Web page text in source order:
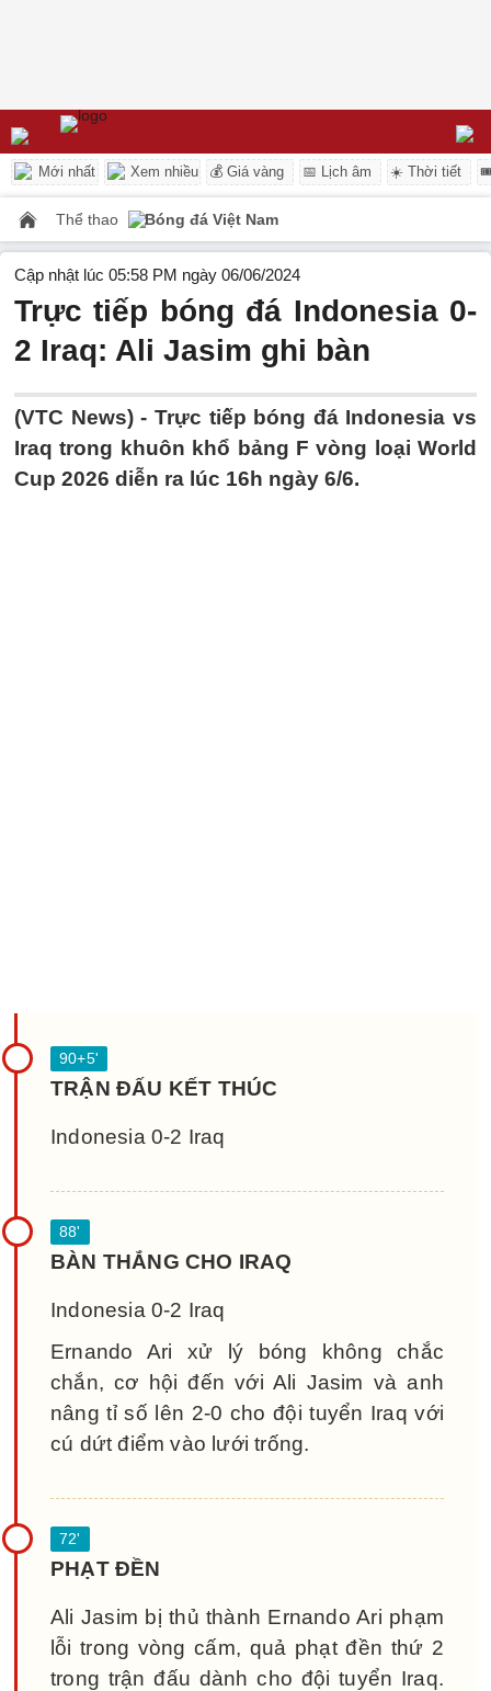
Mới nhất Xem nhiều 💰 Giá vàng 📅 Lịch âm ☀️ Thời tiết
Thể thao Bóng đá Việt Nam
Cập nhật lúc 05:58 PM ngày 06/06/2024
Trực tiếp bóng đá Indonesia 0-
2 Iraq: Ali Jasim ghi bàn
(VTC News) - Trực tiếp bóng đá Indonesia vs
Iraq trong khuôn khổ bảng F vòng loại World
Cup 2026 diễn ra lúc 16h ngày 6/6.
TRẬN ĐẤU KẾT THÚC
Indonesia 0-2 Iraq
BÀN THẮNG CHO IRAQ
Indonesia 0-2 Iraq
Ernando Ari xử lý bóng không chắc
chắn, cơ hội đến với Ali Jasim và anh
nâng tỉ số lên 2-0 cho đội tuyển Iraq với
cú dứt điểm vào lưới trống.
PHẠT ĐỀN
Ali Jasim bị thủ thành Ernando Ari phạm
lỗi trong vòng cấm, quả phạt đền thứ 2
trong trận đấu dành cho đội tuyển Iraq.